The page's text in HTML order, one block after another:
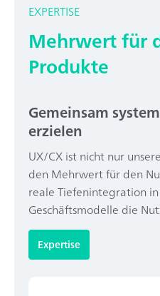
EXPERTISE
Mehrwert für
Produkte
Gemeinsam
erzielen
UX/CX ist nicht nur
den Mehrwert für den
reale Tiefenintegration
Geschäftsmodelle die
Expertise